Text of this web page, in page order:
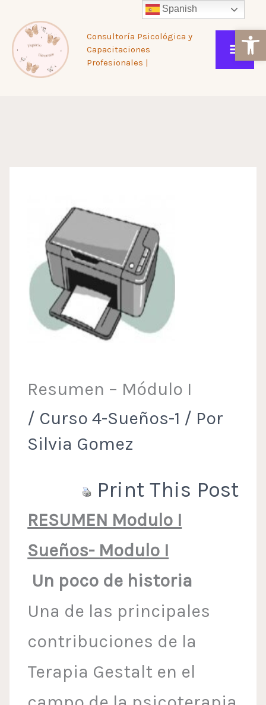
al
contenido
Consultoría Psicológica y
Capacitaciones
Profesionales |
Resumen – Módulo I
/ Curso 4-Sueños-1 / Por
Silvia Gomez
Print This Post
RESUMEN Modulo I
Sueños- Modulo I
Un poco de historia
Una de las principales
contribuciones de la
Terapia Gestalt en el
Spanish